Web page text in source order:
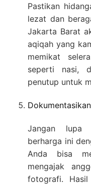
Pastikan
lezat dan
Jakarta Barat
aqiqah yang
memikat
seperti nasi,
penutup untuk
Jangan lupa
berharga ini
Anda bisa
mengajak
fotografi.